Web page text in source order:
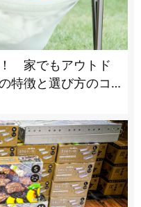
家でもアウトド
特徴と選び方のコ